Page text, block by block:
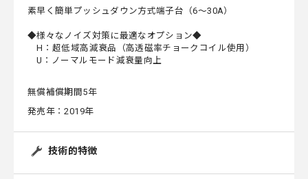
素早く簡単プッシュダウン方式端子台（6～30A）
◆様々なノイズ対策に最適なオプション◆
H：超低域高減衰品（高透磁率チョークコイル使用）
U：ノーマルモード減衰量向上
無償補償期間5年
発売年：2019年
技術的特徴